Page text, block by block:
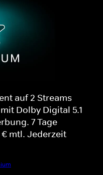
auf 2 Streams
Dolby Digital 5.1
7 Tage
mtl. Jederzeit